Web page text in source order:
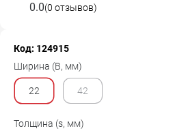
0.0(0 отзывов)
Код: 124915
Ширина (B, мм)
22 42
Толщина (s, мм)